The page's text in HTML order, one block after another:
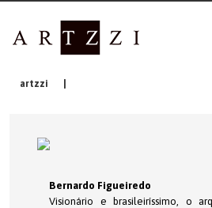
artzzi
Bernardo Figueiredo
Visionário e brasileiríssimo, o